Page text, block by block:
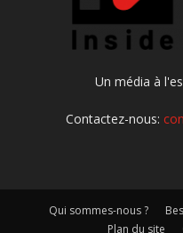
Un média à
Contactez-nous:
Qui sommes-nous ?
Plan du site